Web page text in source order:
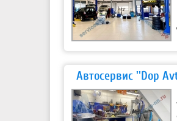
Автосервис ''Dop